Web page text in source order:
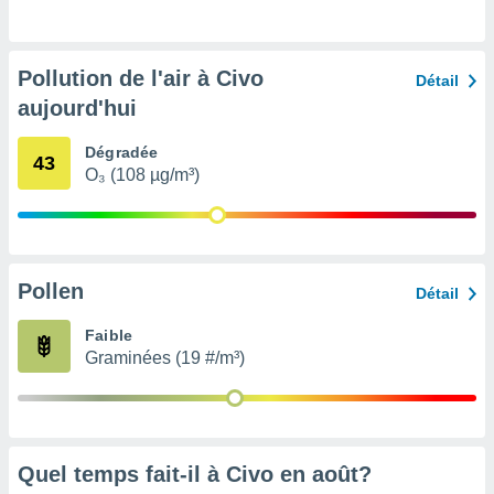
ou
de la
des
notre
Pollution de l'air à Civo
aujourd'hui
Détail
43 Dégradée
O₃ (108 µg/m³)
Pollen Détail
Faible
Graminées (19 #/m³)
Quel temps fait-il à Civo en août?